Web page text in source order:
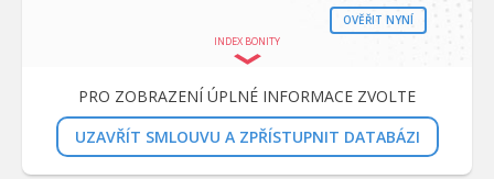
OVĚŘIT NYNÍ
INDEX BONITY
PRO ZOBRAZENÍ ÚPLNÉ INFORMACE ZVOLTE
UZAVŘÍT SMLOUVU A ZPŘÍSTUPNIT DATABÁZI